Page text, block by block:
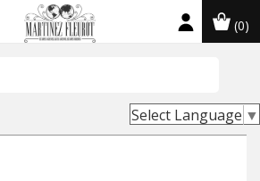
(0)
Select Language ▼